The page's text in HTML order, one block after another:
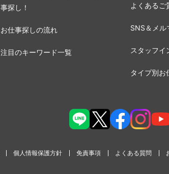
事探し！
お仕事探しの流れ
注目のキーワード一覧
よくあるご
SNS＆メル
スタッフイ
タイプ別お
個人情報保護方針 免責事項 よくある質問